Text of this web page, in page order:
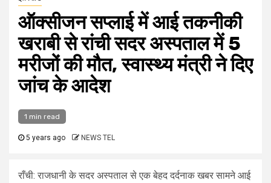
ऑक्सीजन सप्लाई में आई तकनीकी
खराबी से रांची सदर अस्पताल में 5
मरीजों की मौत, स्वास्थ्य मंत्री ने दिए
जांच के आदेश
1 min read
5 years ago NEWS TEL
राँची: राजधानी के सदर अस्पताल से एक बेहद दर्दनाक खबर सामने आई